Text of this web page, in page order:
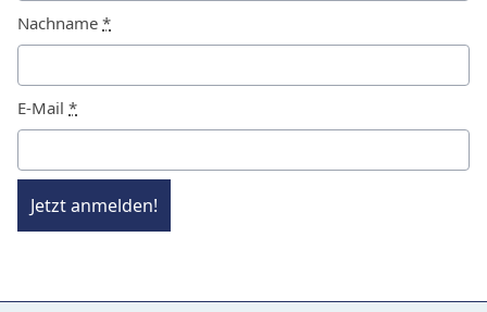
Nachname *
E-Mail *
Jetzt anmelden!